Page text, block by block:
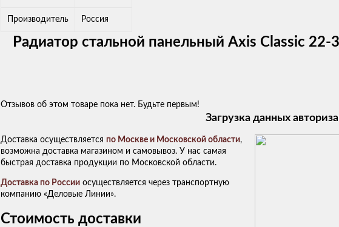
Производитель Россия
Радиатор стальной панельный Axis Classic
Отзывов об этом товаре пока нет. Будьте первым!
Загрузка данных
Доставка осуществляется по Москве и Московской области,
возможна доставка магазином и самовывоз. У нас самая
быстрая доставка продукции по Московской области.
Доставка по России осуществляется через транспортную
компанию «Деловые Линии».
Стоимость доставки